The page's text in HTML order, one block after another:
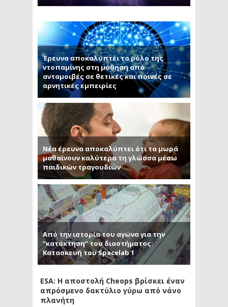
Έρευνα αποκαλύπτει το ρόλο της
ντοπαμίνης στη μάθηση από
ανταμοιβές σε θετικές και ποινές σε
αρνητικές εμπειρίες
Νέα έρευνα αποκαλύπτει ότι τα μωρά
μαθαίνουν καλύτερα τη γλώσσα μέσω
παιδικών τραγουδιών
Από την ιστορία του αγώνα για την
“κατάκτηση” του διαστήματος:
Κατασκευή του Spacelab 1
ESA: Η αποστολή Cheops βρίσκει έναν
απρόσμενο δακτύλιο γύρω από νάνο
πλανήτη